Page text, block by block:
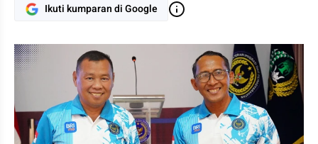
Ikuti kumparan di Google